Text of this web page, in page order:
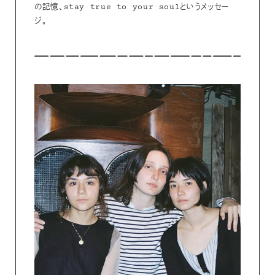
の記憶、stay true to your soulというメッセー
ジ。